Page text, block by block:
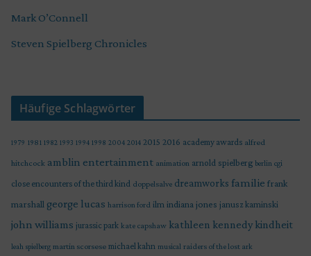
Mark O’Connell
Steven Spielberg Chronicles
Häufige Schlagwörter
1979 1981 1982 1993 1994 1998 2004 2014 2015 2016 academy awards alfred
hitchcock amblin entertainment animation arnold spielberg berlin cgi
close encounters of the third kind doppelsalve dreamworks familie frank
marshall george lucas harrison ford ilm indiana jones janusz kaminski
john williams jurassic park kate capshaw kathleen kennedy kindheit
leah spielberg martin scorsese michael kahn musical raiders of the lost ark